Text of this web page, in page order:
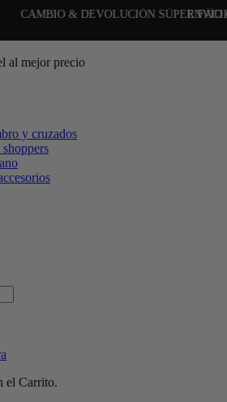
SÚPER FÁCIL (30 días)
al mejor precio
y cruzados
el Carrito.